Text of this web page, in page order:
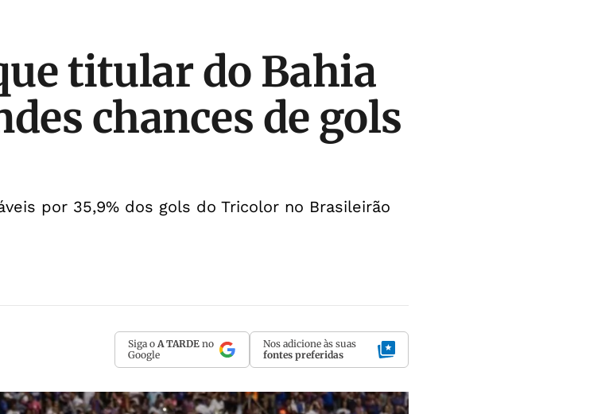
titular do Bahia
chances de gols
por 35,9% dos gols do Tricolor no Brasileirão
Siga o A TARDE no
Google
Nos adicione às suas
fontes preferidas